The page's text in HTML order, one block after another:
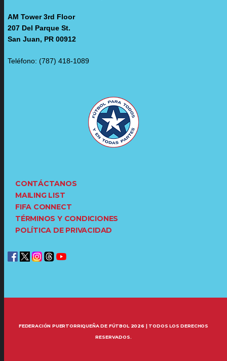
AM Tower 3rd Floor
207 Del Parque St.
San Juan, PR 00912
Teléfono: (787) 418-1089
CONTÁCTANOS
MAILING LIST
FIFA CONNECT
TÉRMINOS Y CONDICIONES
POLÍTICA DE PRIVACIDAD
FEDERACIÓN PUERTORRIQUEÑA DE FÚTBOL 2026 | TODOS LOS DERECHOS
RESERVADOS.